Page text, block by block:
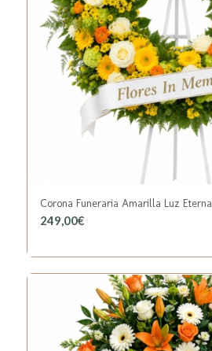
Corona Funeraria Amarilla Luz Eterna
249,00€